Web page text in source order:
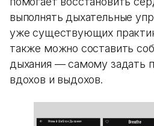
выполнять дыхательные
уже существующих
также можно составить
дыхания — самому задать
вдохов и выдохов.